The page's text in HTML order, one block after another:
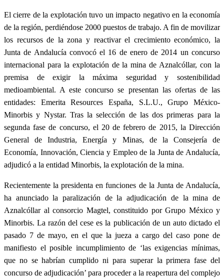
El cierre de la explotación tuvo un impacto negativo en la economía
de la región, perdiéndose 2000 puestos de trabajo. A fin de movilizar
los recursos de la zona y reactivar el crecimiento económico, la
Junta de Andalucía convocó el 16 de enero de 2014 un concurso
internacional para la explotación de la mina de Aznalcóllar, con la
premisa de exigir la máxima seguridad y sostenibilidad
medioambiental. A este concurso se presentan las ofertas de las
entidades: Emerita Resources España, S.L.U., Grupo México-
Minorbis y Nystar. Tras la selección de las dos primeras para la
segunda fase de concurso, el 20 de febrero de 2015, la Dirección
General de Industria, Energía y Minas, de la Consejería de
Economía, Innovación, Ciencia y Empleo de la Junta de Andalucía,
adjudicó a la entidad Minorbis, la explotación de la mina.
Recientemente la presidenta en funciones de la Junta de Andalucía,
ha anunciado la paralización de la adjudicación de la mina de
Aznalcóllar al consorcio Magtel, constituido por Grupo México y
Minorbis. La razón del cese es la publicación de un auto dictado el
pasado 7 de mayo, en el que la jueza a cargo del caso pone de
manifiesto el posible incumplimiento de ‘las exigencias mínimas,
que no se habrían cumplido ni para superar la primera fase del
concurso de adjudicación’ para proceder a la reapertura del complejo